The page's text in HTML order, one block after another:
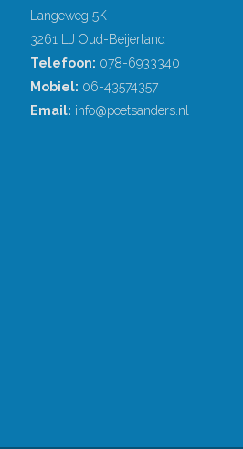
Langeweg 5K
3261 LJ Oud-Beijerland
Telefoon: 078-6933340
Mobiel: 06-43574357
Email: info@poetsanders.nl